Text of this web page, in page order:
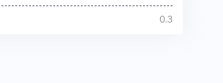
0.3